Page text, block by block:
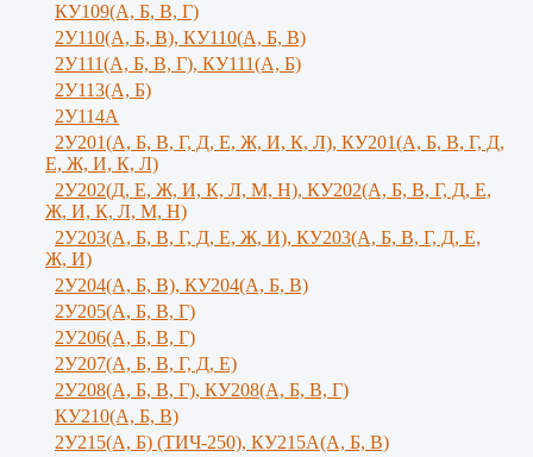
КУ109(А, Б, В, Г)
2У110(А, Б, В), КУ110(А, Б, В)
2У111(А, Б, В, Г), КУ111(А, Б)
2У113(А, Б)
2У114А
2У201(А, Б, В, Г, Д, Е, Ж, И, К, Л), КУ201(А, Б, В, Г, Д,
Е, Ж, И, К, Л)
2У202(Д, Е, Ж, И, К, Л, М, Н), КУ202(А, Б, В, Г, Д, Е,
Ж, И, К, Л, М, Н)
2У203(А, Б, В, Г, Д, Е, Ж, И), КУ203(А, Б, В, Г, Д, Е,
Ж, И)
2У204(А, Б, В), КУ204(А, Б, В)
2У205(А, Б, В, Г)
2У206(А, Б, В, Г)
2У207(А, Б, В, Г, Д, Е)
2У208(А, Б, В, Г), КУ208(А, Б, В, Г)
КУ210(А, Б, В)
2У215(А, Б) (ТИЧ-250), КУ215А(А, Б, В)